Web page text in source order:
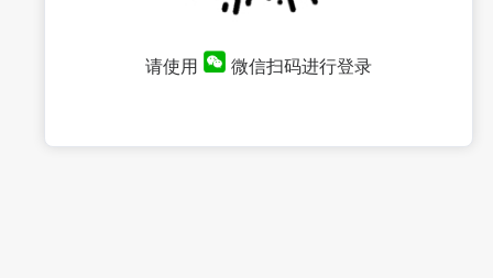
请使用 微信扫码进行登录